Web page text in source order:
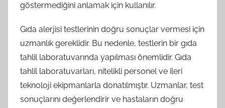
göstermediğini anlamak için kullanılır.
Gıda alerjisi testlerinin doğru sonuçlar vermesi için
uzmanlık gereklidir. Bu nedenle, testlerin bir gıda
tahlil laboratuvarında yapılması önemlidir. Gıda
tahlil laboratuvarları, nitelikli personel ve ileri
teknoloji ekipmanlarla donatılmıştır. Uzmanlar, test
sonuçlarını değerlendirir ve hastaların doğru